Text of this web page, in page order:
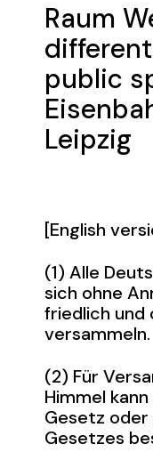
Raum
public
Leipzig
[English
(1) Alle
sich ohne
friedlich und
versammeln.
(2) Für
Himmel
Gesetz oder
Gesetzes